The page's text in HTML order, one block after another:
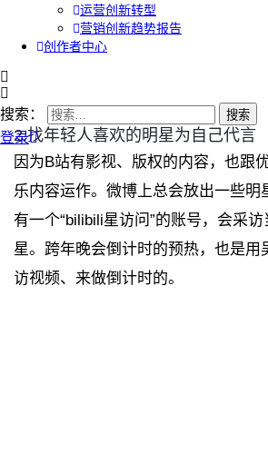
运营创新转型
营销创新趋势报告
创作者中心
搜索：
登录2.找年轻人喜欢的明星为自己代言
因为B站有影视、版权的内容，也跟
乐内容运作。微博上总会放出一些明
有一个“bilibili星访问”的账号，会采
星。跨年晚会倒计时的预热，也是用
访视频、来做倒计时的。